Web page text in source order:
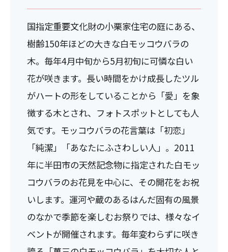
国指定重要文化財の小栗家住宅の庭にある、
樹齢150年ほどの大きな白モッコウバラの
木。毎年4月中旬から5月初旬に可憐な白い
花が咲きます。長い時間をかけ成長したツル
がハートの形をしていることから「愛」を象
徴する木とされ、フォトスポットとしても人
気です。モッコウバラの花言葉は「初恋」
「純潔」「あなたにふさわしい人」。2011
年に半田市の天然記念物に指定された白モッ
コウバラのお花見を中心に、その開花をお祝
いします。運河や蔵のあるはんだ固有の風景
のなかで季節を楽しむお祭りでは、様々なイ
ベントが開催されます。毎年変わらずに咲き